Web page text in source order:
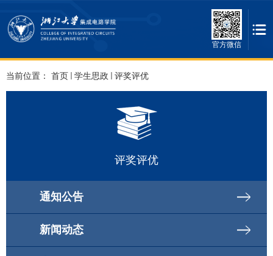
官方微信
当前位置： 首页 学生思政 评奖评优
评奖评优
通知公告
新闻动态